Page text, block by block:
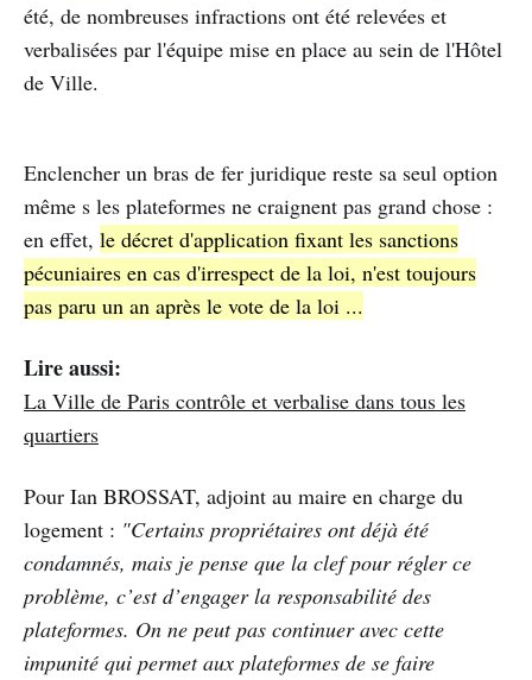
été, de nombreuses infractions ont été relevées et
verbalisées par l'équipe mise en place au sein de l'Hôtel
de Ville.
Enclencher un bras de fer juridique reste sa seul option
même s les plateformes ne craignent pas grand chose :
en effet, le décret d'application fixant les sanctions
pécuniaires en cas d'irrespect de la loi, n'est toujours
pas paru un an après le vote de la loi ...
Lire aussi:
La Ville de Paris contrôle et verbalise dans tous les
quartiers
Pour Ian BROSSAT, adjoint au maire en charge du
logement : "Certains propriétaires ont déjà été
condamnés, mais je pense que la clef pour régler ce
problème, c’est d’engager la responsabilité des
plateformes. On ne peut pas continuer avec cette
impunité qui permet aux plateformes de se faire